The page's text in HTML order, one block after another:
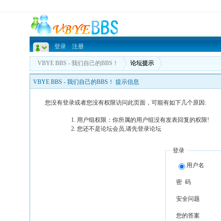
登录 注册
VBYE BBS - 我们自己的BBS！ 论坛提示
VBYE BBS - 我们自己的BBS！ 提示信息
您没有登录或者您没有权限访问此页面，可能有如下几个原因:
用户组权限：你所属的用户组没有发表回复的权限!
您还不是论坛会员,请先登录论坛
登录
用户名
密 码
安全问题
您的答案